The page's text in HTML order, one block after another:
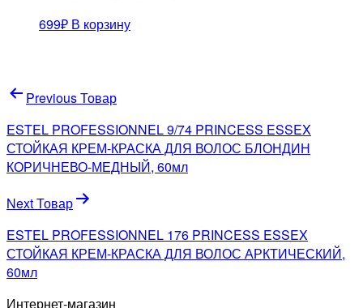
699₽ В корзину
Навигация
по
записям
Previous Товар
ESTEL PROFESSIONNEL 9/74 PRINCESS ESSEX
СТОЙКАЯ КРЕМ-КРАСКА ДЛЯ ВОЛОС БЛОНДИН
КОРИЧНЕВО-МЕДНЫЙ, 60мл
Next Товар
ESTEL PROFESSIONNEL 176 PRINCESS ESSEX
СТОЙКАЯ КРЕМ-КРАСКА ДЛЯ ВОЛОС АРКТИЧЕСКИЙ,
60мл
Интернет-магазин